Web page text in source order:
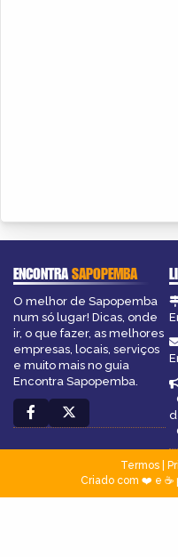
ENCONTRASAPOPEMBA
O melhor de Sapopemba
num só lugar! Dicas, onde
ir, o que fazer, as melhores
empresas, locais, serviços
e muito mais no guia
Encontra Sapopemba.
Termos|
Criado com ❤️ e ☕